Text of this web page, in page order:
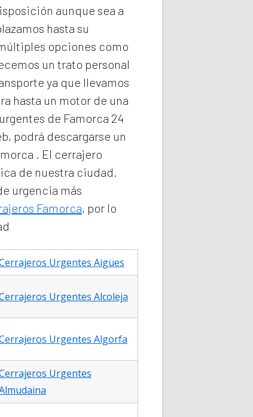
aunque sea a
hasta su
opciones como
un trato personal
ya que llevamos
hasta un motor de una
de Famorca 24
podrá descargarse un
. El cerrajero
de nuestra ciudad.
urgencia más
Famorca, por lo
Urgentes Aigües
Urgentes Alcoleja
Urgentes Algorfa
Urgentes